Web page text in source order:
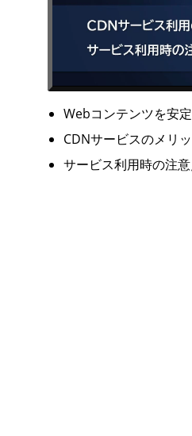
Webコンテンツを安
CDNサービスのメリ
サービス利用時の注